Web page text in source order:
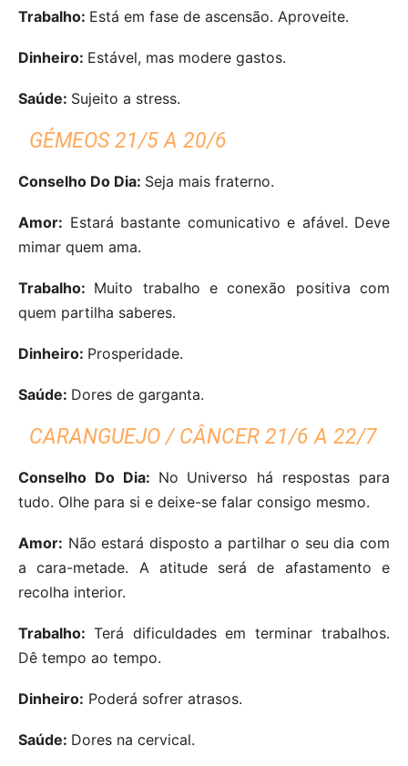
Trabalho: Está em fase de ascensão. Aproveite.
Dinheiro: Estável, mas modere gastos.
Saúde: Sujeito a stress.
GÉMEOS 21/5 A 20/6
Conselho Do Dia: Seja mais fraterno.
Amor: Estará bastante comunicativo e afável. Deve
mimar quem ama.
Trabalho: Muito trabalho e conexão positiva com
quem partilha saberes.
Dinheiro: Prosperidade.
Saúde: Dores de garganta.
CARANGUEJO / CÂNCER 21/6 A 22/7
Conselho Do Dia: No Universo há respostas para
tudo. Olhe para si e deixe-se falar consigo mesmo.
Amor: Não estará disposto a partilhar o seu dia com
a cara-metade. A atitude será de afastamento e
recolha interior.
Trabalho: Terá dificuldades em terminar trabalhos.
Dê tempo ao tempo.
Dinheiro: Poderá sofrer atrasos.
Saúde: Dores na cervical.